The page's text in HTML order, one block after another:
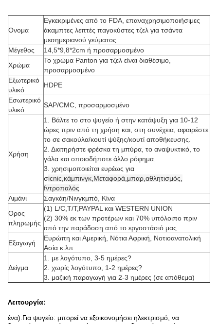
Ονομα
Εγκεκριμένες από το FDA, επαναχρησιμοποιήσιμες
άκαμπτες λεπτές παγοκύστες τζελ για τσάντα
μεσημεριανού γεύματος
Μέγεθος
14,5*9,8*2cm ή προσαρμοσμένο
Χρώμα
Το χρώμα Panton για τζελ είναι διαθέσιμο,
προσαρμοσμένο
Εξωτερικό
υλικό
HDPE
Εσωτερικό
υλικό
SAP/CMC, προσαρμοσμένο
Χρήση
1. Βάλτε το στο ψυγείο ή στην κατάψυξη για 10-12
ώρες πριν από τη χρήση και, στη συνέχεια, αφαιρέστε
το σε σακούλα/κουτί ψύξης/κουτί αποθήκευσης.
2. Διατηρήστε φρέσκα τη μπύρα, το αναψυκτικό, το
γάλα και οποιοδήποτε άλλο ρόφημα.
3. χρησιμοποιείται ευρέως για
σicnic, κάμπινγκ, Μεταφορά, μπαρ, αθλητισμός,
fντροπαλός
Λιμάνι
Σαγκάη/Νινγκμπό, Κίνα
Ορος
πληρωμής
(1) L/C,T/T,PAYPAL και WESTERN UNION
(2) 30% εκ των προτέρων και 70% υπόλοιπο πριν
από την παράδοση από το εργοστάσιό μας.
Εξαγωγή
Ευρώπη και Αμερική, Νότια Αφρική, Νοτιοανατολική
Ασία κ.λπ
Δείγμα
1. με λογότυπο, 3-5 ημέρες?
2. χωρίς λογότυπο, 1-2 ημέρες?
3. μαζική παραγωγή για 2-3 ημέρες (σε απόθεμα)
Λειτουργία:
ένα).Για ψυγείο: μπορεί να εξοικονομήσει ηλεκτρισμό, να